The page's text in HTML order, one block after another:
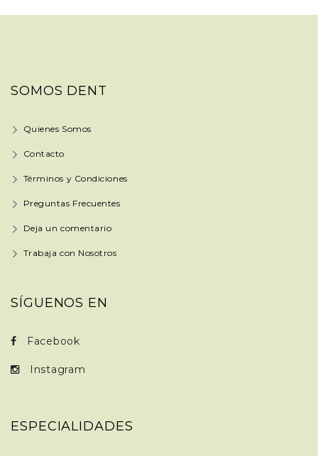
SOMOS DENT
Quienes Somos
Contacto
Términos y Condiciones
Preguntas Frecuentes
Deja un comentario
Trabaja con Nosotros
SÍGUENOS EN
Facebook
Instagram
ESPECIALIDADES